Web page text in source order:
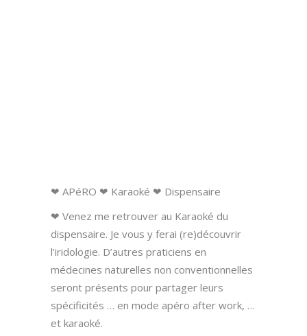
❤ APéRO ❤ Karaoké ❤ Dispensaire
❤ Venez me retrouver au Karaoké du
dispensaire. Je vous y ferai (re)découvrir
l’iridologie. D’autres praticiens en
médecines naturelles non conventionnelles
seront présents pour partager leurs
spécificités … en mode apéro after work, …
et karaoké.